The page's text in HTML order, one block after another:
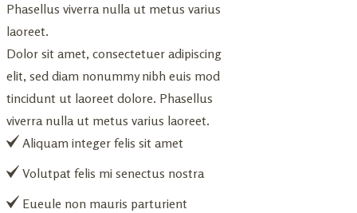
Phasellus viverra nulla ut metus varius
laoreet.
Dolor sit amet, consectetuer adipiscing
elit, sed diam nonummy nibh euis mod
tincidunt ut laoreet dolore. Phasellus
viverra nulla ut metus varius laoreet.
Aliquam integer felis sit amet
Volutpat felis mi senectus nostra
Eueule non mauris parturient